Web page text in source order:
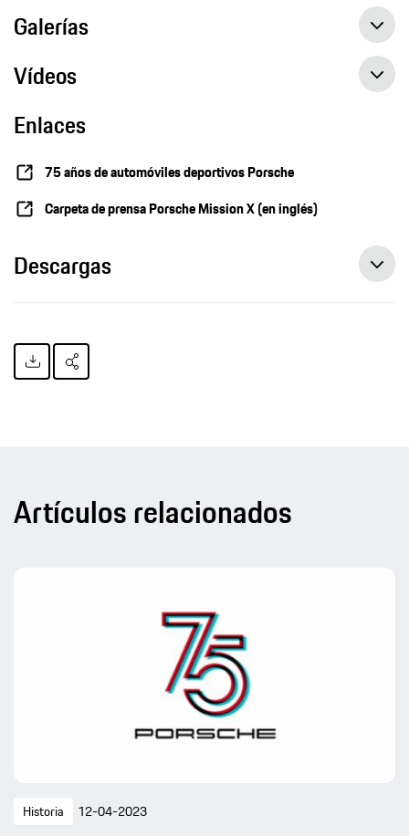
Galerías
Vídeos
Enlaces
75 años de automóviles deportivos Porsche
Carpeta de prensa Porsche Mission X (en inglés)
Descargas
Artículos relacionados
Historia 12-04-2023